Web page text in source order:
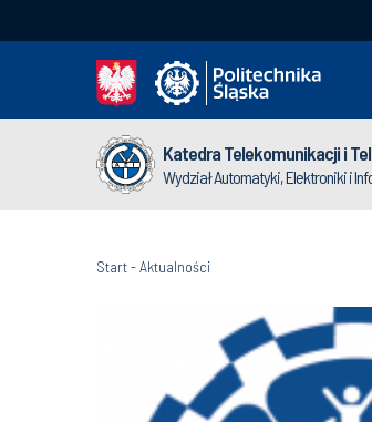
Katedra Telekomunikacji i
Wydział Automatyki, Elektroniki i
Start-Aktualności